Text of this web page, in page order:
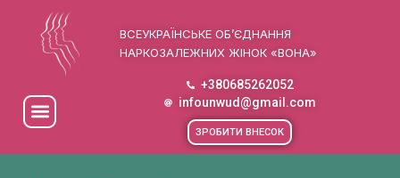
ВСЕУКРАЇНСЬКЕ ОБ’ЄДНАННЯ
НАРКОЗАЛЕЖНИХ ЖІНОК «ВОНА»
+380685262052
infounwud@gmail.com
ЗРОБИТИ ВНЕСОК